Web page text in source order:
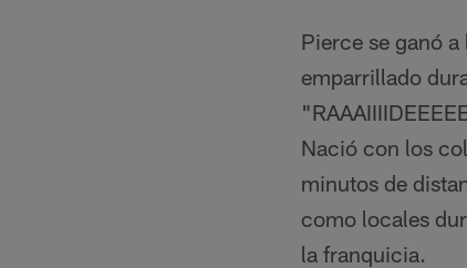
Pierce se ganó
emparrillado
Nació con los
minutos de
como locales
la franquicia.